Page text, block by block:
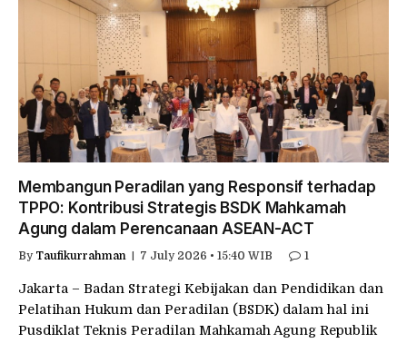
Membangun Peradilan yang Responsif terhadap
TPPO: Kontribusi Strategis BSDK Mahkamah
Agung dalam Perencanaan ASEAN-ACT
By Taufikurrahman 7 July 2026 • 15:40 WIB 1
Jakarta – Badan Strategi Kebijakan dan Pendidikan dan
Pelatihan Hukum dan Peradilan (BSDK) dalam hal ini
Pusdiklat Teknis Peradilan Mahkamah Agung Republik